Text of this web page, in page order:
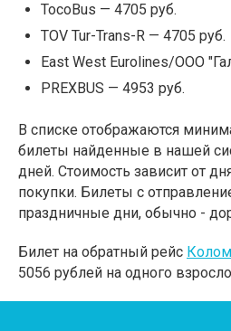
TocoBus — 4705 руб.
TOV Tur-Trans-R — 4705 руб.
East West Eurolines/ООО
PREXBUS — 4953 руб.
В списке отображаются
билеты найденные в нашей
дней. Стоимость зависит от
покупки. Билеты с
праздничные дни, обычно -
Билет на обратный рейс
5056 рублей на одного